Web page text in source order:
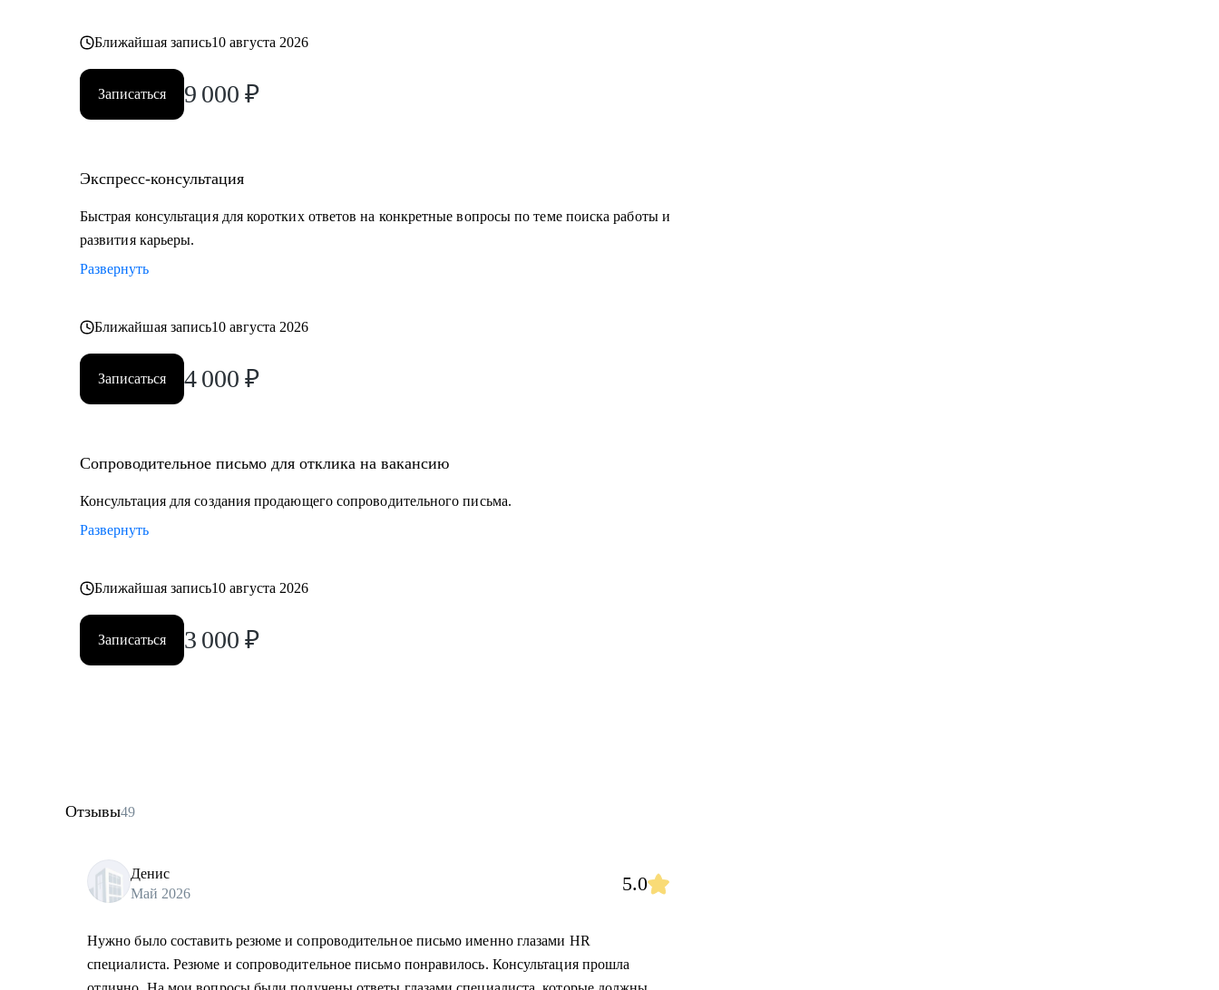
Ближайшая запись10 августа 2026
Записаться 9 000 ₽
Экспресс-консультация
Быстрая консультация для коротких ответов на конкретные вопросы по теме поиска работы и
развития карьеры.
Развернуть
Ближайшая запись10 августа 2026
Записаться 4 000 ₽
Сопроводительное письмо для отклика на вакансию
Консультация для создания продающего сопроводительного письма.
Развернуть
Ближайшая запись10 августа 2026
Записаться 3 000 ₽
Отзывы49
Денис
Май 2026
5.0
Нужно было составить резюме и сопроводительное письмо именно глазами HR
специалиста. Резюме и сопроводительное письмо понравилось. Консультация прошла